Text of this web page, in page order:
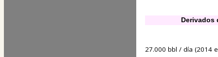
Derivados
27.000 bbl / día (2014